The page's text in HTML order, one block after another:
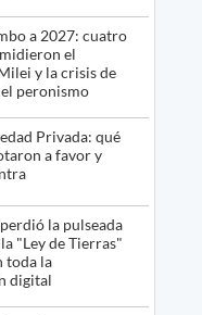
a 2027: cuatro
el
y la crisis de
peronismo
Privada: qué
a favor y
la pulseada
"Ley de Tierras"
toda la
digital